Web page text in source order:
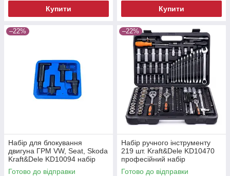
Купити Купити
–22%
Набір для блокування
двигуна ГРМ VW, Seat, Skoda
Kraft&Dele KD10094 набір
для блокування ГРМ
Готово до відправки
–22%
Набір ручного інструменту
219 шт. Kraft&Dele KD10470
професійний набір
інструментів
Готово до відправки